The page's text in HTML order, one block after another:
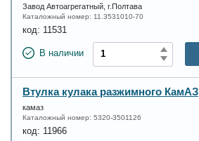
Завод Автоагрегатный, г.Полтава
Каталожный номер: 11.3531010-70
код: 11531
В наличии
Втулка кулака разжимного КамАЗ
камаз
Каталожный номер: 5320-3501126
код: 11966